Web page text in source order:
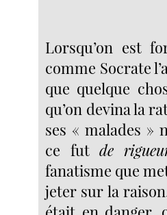
Lorsqu’on est
comme Socrate
que quelque
qu’on devina la
ses « malades »
ce fut de
fanatisme que
jeter sur la